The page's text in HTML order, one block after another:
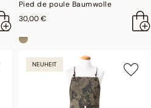
Pied de poule Baumwolle
30,00 €
NEUHEIT